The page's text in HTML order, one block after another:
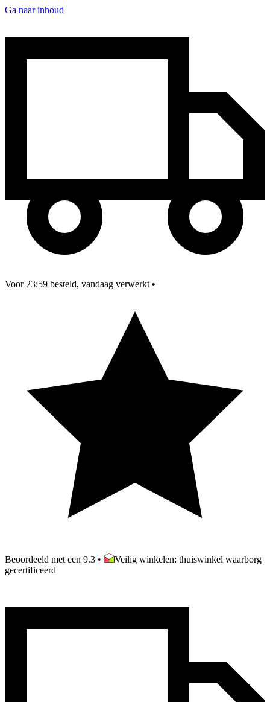
Ga naar inhoud
Voor 23:59 besteld, vandaag verwerkt •
Beoordeeld met een 9.3 •
Veilig winkelen: thuiswinkel waarborg
gecertificeerd